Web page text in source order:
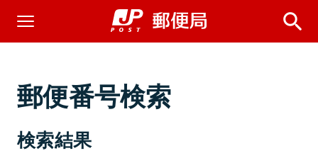
郵便番号検索
検索結果